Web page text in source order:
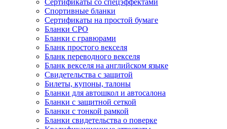
Спортивные бланки
Cертификаты на простой бумаге
Бланки СРО
Бланки с гравюрами
Бланк простого векселя
Бланк переводного векселя
Бланк векселя на английском языке
Свидетельства с защитой
Билеты, купоны, талоны
Бланки для автошкол и автосалона
Бланки с защитной сеткой
Бланки с тонкой рамкой
Бланки свидетельства о поверке